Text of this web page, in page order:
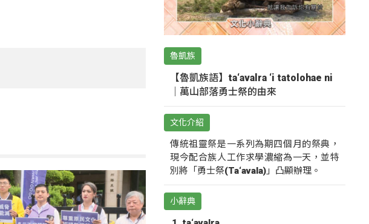
魯凱族
【魯凱族語】ta‘avalra ‘i tatolohae ni
｜萬山部落勇士祭的由來
文化介紹
傳統祖靈祭是一系列為期四個月的祭典，
現今配合族人工作求學濃縮為一天，並特
別將「勇士祭(Ta‘avala)」凸顯辦理。
小辭典